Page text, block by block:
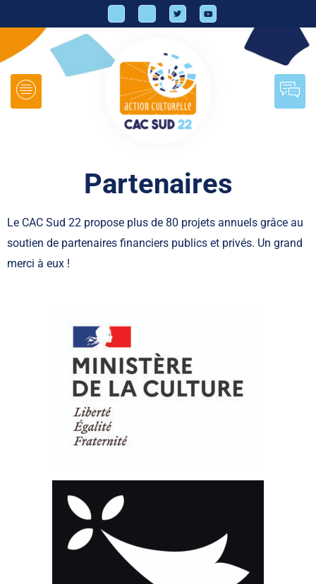
Partenaires
Le CAC Sud 22 propose plus de 80 projets annuels grâce au
soutien de partenaires financiers publics et privés. Un grand
merci à eux !